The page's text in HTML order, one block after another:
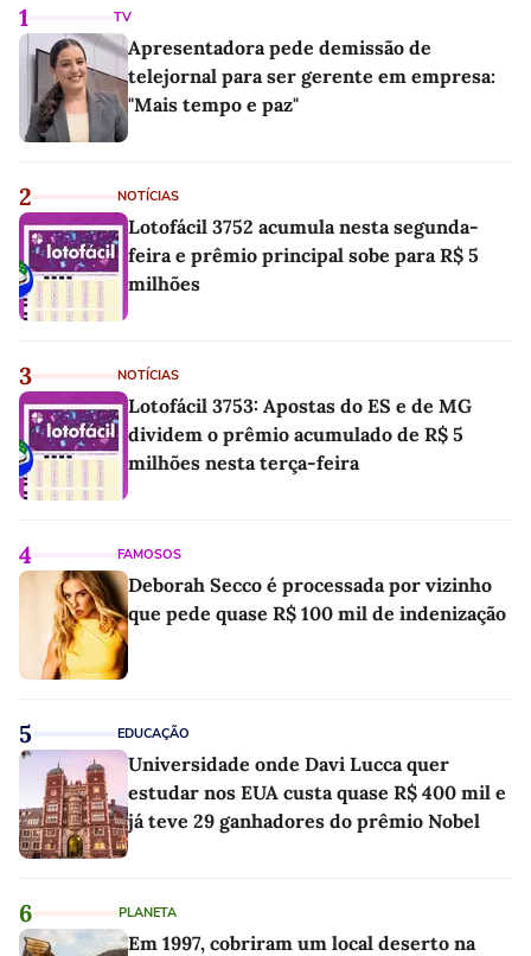
1 TV
Apresentadora pede demissão de
telejornal para ser gerente em empresa:
"Mais tempo e paz"
2 NOTÍCIAS
Lotofácil 3752 acumula nesta segunda-
feira e prêmio principal sobe para R$ 5
milhões
3 NOTÍCIAS
Lotofácil 3753: Apostas do ES e de MG
dividem o prêmio acumulado de R$ 5
milhões nesta terça-feira
4 FAMOSOS
Deborah Secco é processada por vizinho
que pede quase R$ 100 mil de indenização
5 EDUCAÇÃO
Universidade onde Davi Lucca quer
estudar nos EUA custa quase R$ 400 mil e
já teve 29 ganhadores do prêmio Nobel
6 PLANETA
Em 1997, cobriram um local deserto na